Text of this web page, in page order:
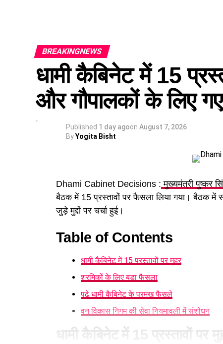
BREAKINGNEWS
धामी कैबिनेट में 15
और गौपालकों के लिए
Published 1 day agoon August 7, 2026
ByYogita Bisht
Dhami Cabinet Decisions : मुख्यमंत्री पुष्कर
बैठक में 15 प्रस्तावों पर फैसला लिया गया। बैठक में
जुड़े मुद्दों पर चर्चा हुई।
Table of Contents
धामी कैबिनेट में 15 प्रस्तावों पर मुहर
श्रमिकों के लिए बड़ा फैसला
पढ़े धामी कैबिनेट के प्रमुख फैसले
वन विकास निगम की सेवा नियमावली में संशोधन